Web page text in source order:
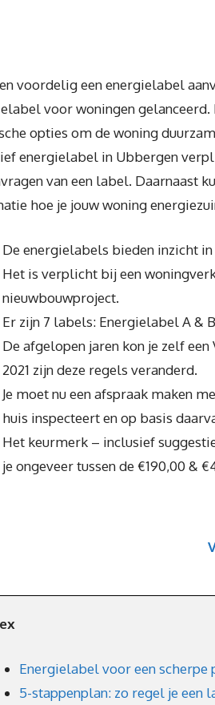
voordelig een energielabel
voor woningen
opties om de woning
energielabel in Ubbergen
van een label. Daarnaast
hoe je jouw woning
De energielabels bieden inzicht
Het is verplicht bij een
nieuwbouwproject.
Er zijn 7 labels: Energielabel A &
De afgelopen jaren kon je zelf
2021 zijn deze regels veranderd.
Je moet nu een afspraak maken
huis inspecteert en op basis
Het keurmerk – inclusief
je ongeveer tussen de €190,00 &
Energielabel voor een scherpe
5-stappenplan: zo regel je een